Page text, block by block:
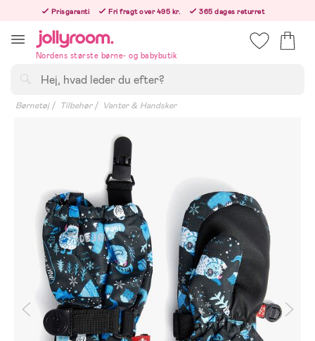
innehållet
Prisgaranti Fri fragt over 495 kr.
365 dages returret
Nordens største børne- og babybutik
Børnetøj Tilbehør Vanter & Handsker